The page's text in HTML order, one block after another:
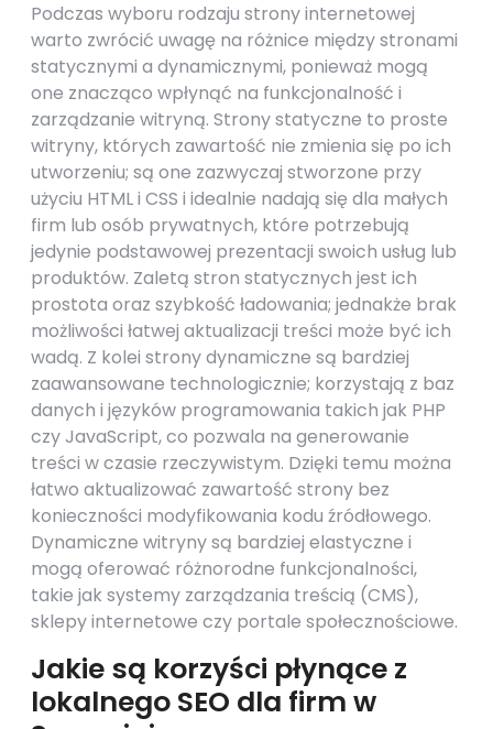
Podczas wyboru rodzaju strony internetowej
warto zwrócić uwagę na różnice między stronami
statycznymi a dynamicznymi, ponieważ mogą
one znacząco wpłynąć na funkcjonalność i
zarządzanie witryną. Strony statyczne to proste
witryny, których zawartość nie zmienia się po ich
utworzeniu; są one zazwyczaj stworzone przy
użyciu HTML i CSS i idealnie nadają się dla małych
firm lub osób prywatnych, które potrzebują
jedynie podstawowej prezentacji swoich usług lub
produktów. Zaletą stron statycznych jest ich
prostota oraz szybkość ładowania; jednakże brak
możliwości łatwej aktualizacji treści może być ich
wadą. Z kolei strony dynamiczne są bardziej
zaawansowane technologicznie; korzystają z baz
danych i języków programowania takich jak PHP
czy JavaScript, co pozwala na generowanie
treści w czasie rzeczywistym. Dzięki temu można
łatwo aktualizować zawartość strony bez
konieczności modyfikowania kodu źródłowego.
Dynamiczne witryny są bardziej elastyczne i
mogą oferować różnorodne funkcjonalności,
takie jak systemy zarządzania treścią (CMS),
sklepy internetowe czy portale społecznościowe.
Jakie są korzyści płynące z
lokalnego SEO dla firm w